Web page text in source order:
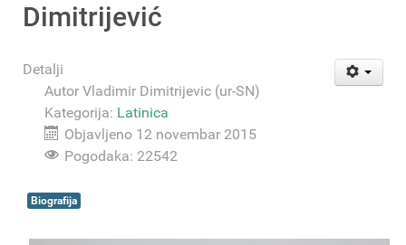
Dimitrijević
Detalji
Autor Vladimir Dimitrijevic (ur-SN)
Kategorija: Latinica
Objavljeno 12 novembar 2015
Pogodaka: 22542
Biografija